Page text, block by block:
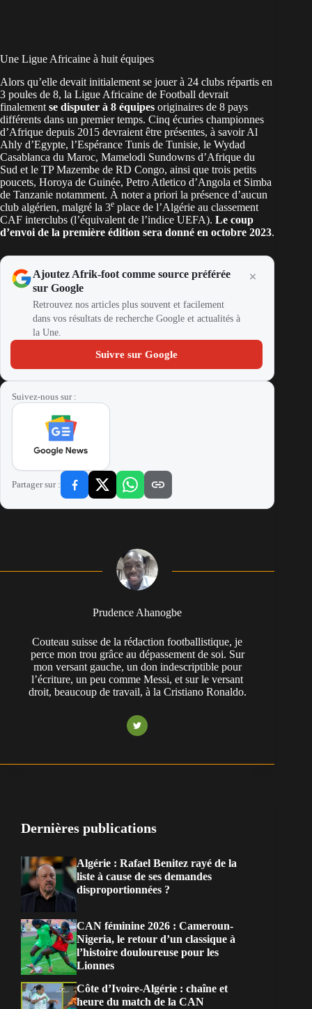
Une Ligue Africaine à huit équipes
Alors qu’elle devait initialement se jouer à 24 clubs répartis en
3 poules de 8, la Ligue Africaine de Football devrait
finalement se disputer à 8 équipes originaires de 8 pays
différents dans un premier temps. Cinq écuries championnes
d’Afrique depuis 2015 devraient être présentes, à savoir Al
Ahly d’Egypte, l’Espérance Tunis de Tunisie, le Wydad
Casablanca du Maroc, Mamelodi Sundowns d’Afrique du
Sud et le TP Mazembe de RD Congo, ainsi que trois petits
poucets, Horoya de Guinée, Petro Atletico d’Angola et Simba
de Tanzanie notamment. À noter a priori la présence d’aucun
club algérien, malgré la 3e place de l’Algérie au classement
CAF interclubs (l’équivalent de l’indice UEFA). Le coup
d’envoi de la première édition sera donné en octobre 2023.
Ajoutez Afrik-foot comme source préférée
sur Google
Retrouvez nos articles plus souvent et facilement
dans vos résultats de recherche Google et actualités à
la Une.
Suivre sur Google
Suivez-nous sur :
Partager sur :
Prudence Ahanogbe
Couteau suisse de la rédaction footballistique, je
perce mon trou grâce au dépassement de soi. Sur
mon versant gauche, un don indescriptible pour
l’écriture, un peu comme Messi, et sur le versant
droit, beaucoup de travail, à la Cristiano Ronaldo.
Dernières publications
Algérie : Rafael Benitez rayé de la
liste à cause de ses demandes
disproportionnées ?
CAN féminine 2026 : Cameroun-
Nigeria, le retour d’un classique à
l’histoire douloureuse pour les
Lionnes
Côte d’Ivoire-Algérie : chaîne et
heure du match de la CAN